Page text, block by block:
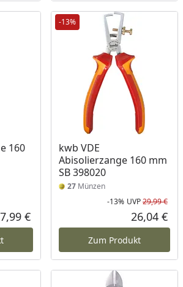
160
Aktueller Preis
€
-13%
kwb VDE
Abisolierzange 160 mm
SB 398020
27Münzen
-13% UVP29,99 €
26,04 €
Zum Produkt